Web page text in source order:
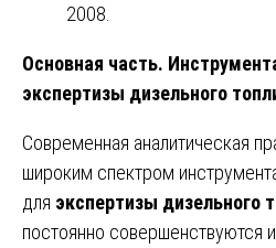
2008.
Основная часть.
экспертизы дизельного
Современная аналитическая
широким спектром
для экспертизы дизельного
постоянно совершенствуются